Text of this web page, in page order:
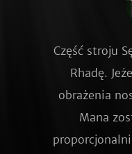
Część stroju
Rhadę.
obrażenia
Mana